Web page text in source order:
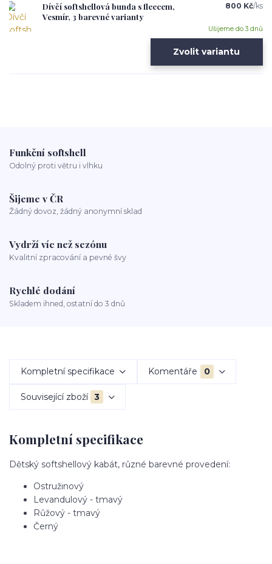
Dívčí softshellová bunda s fleecem,
Vesmír, 3 barevné varianty
800 Kč/ks
Ušijeme do 3 dnů
Zvolit variantu
Funkční softshell
Odolný proti větru i vlhku
Šijeme v ČR
Žádný dovoz, žádný anonymní sklad
Vydrží víc než sezónu
Kvalitní zpracování a pevné švy
Rychlé dodání
Skladem ihned, ostatní do 3 dnů
Kompletní specifikace Komentáře 0
Související zboží 3
Kompletní specifikace
Dětský softshellový kabát, různé barevné provedení:
Ostružinový
Levandulový - tmavý
Růžový - tmavý
Černý